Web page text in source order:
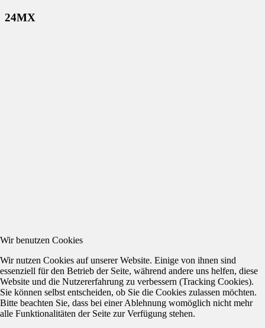
24MX
Wir benutzen Cookies
Wir nutzen Cookies auf unserer Website. Einige von ihnen sind
essenziell für den Betrieb der Seite, während andere uns helfen, diese
Website und die Nutzererfahrung zu verbessern (Tracking Cookies).
Sie können selbst entscheiden, ob Sie die Cookies zulassen möchten.
Bitte beachten Sie, dass bei einer Ablehnung womöglich nicht mehr
alle Funktionalitäten der Seite zur Verfügung stehen.